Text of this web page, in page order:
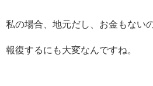
私の場合、地元だし、お金もないの
報復するにも大変なんですね。